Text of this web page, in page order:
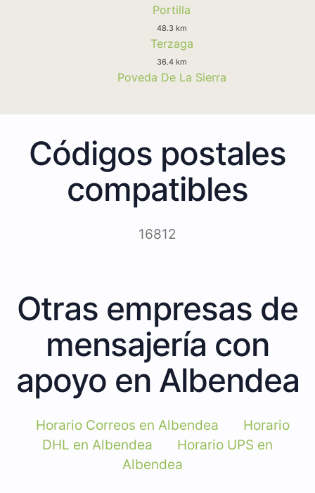
Portilla
48.3 km
Terzaga
36.4 km
Poveda De La Sierra
Códigos postales
compatibles
16812
Otras empresas de
mensajería con
apoyo en Albendea
Horario Correos en Albendea
Horario
DHL en Albendea
Horario UPS en
Albendea